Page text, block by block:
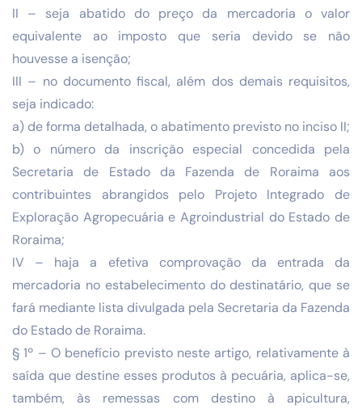
II – seja abatido do preço da mercadoria o valor
equivalente ao imposto que seria devido se não
houvesse a isenção;
III – no documento fiscal, além dos demais requisitos,
seja indicado:
a) de forma detalhada, o abatimento previsto no inciso II;
b) o número da inscrição especial concedida pela
Secretaria de Estado da Fazenda de Roraima aos
contribuintes abrangidos pelo Projeto Integrado de
Exploração Agropecuária e Agroindustrial do Estado de
Roraima;
IV – haja a efetiva comprovação da entrada da
mercadoria no estabelecimento do destinatário, que se
fará mediante lista divulgada pela Secretaria da Fazenda
do Estado de Roraima.
§ 1º – O benefício previsto neste artigo, relativamente à
saída que destine esses produtos à pecuária, aplica-se,
também, às remessas com destino à apicultura,